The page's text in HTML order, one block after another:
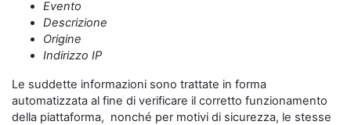
Evento
Descrizione
Origine
Indirizzo IP
Le suddette informazioni sono trattate in forma
automatizzata al fine di verificare il corretto funzionamento
della piattaforma, nonché per motivi di sicurezza, le stesse